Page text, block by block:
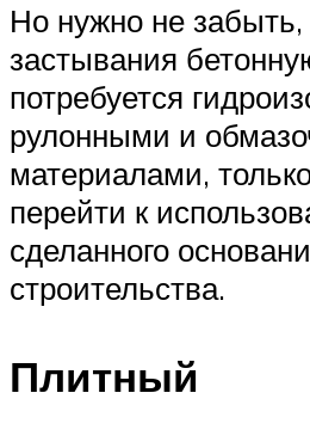
Но нужно не забыть,
застывания
потребуется
рулонными и
материалами,
перейти к
сделанного
строительства.
Плитный